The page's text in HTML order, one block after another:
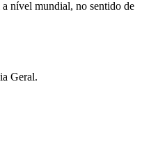
nível mundial, no sentido de
Geral.